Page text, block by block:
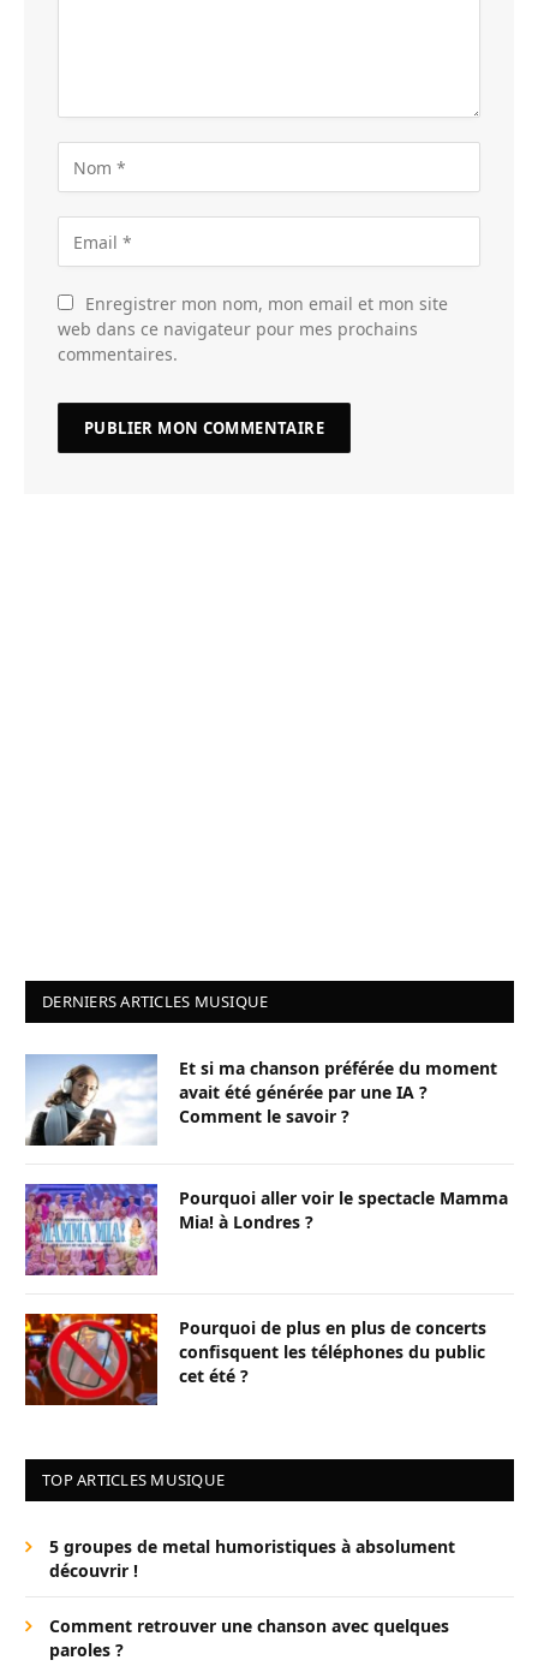
Enregistrer mon nom, mon email et mon site
web dans ce navigateur pour mes prochains
commentaires.
DERNIERS ARTICLES MUSIQUE
Et si ma chanson préférée du moment
avait été générée par une IA ?
Comment le savoir ?
Pourquoi aller voir le spectacle Mamma
Mia! à Londres ?
Pourquoi de plus en plus de concerts
confisquent les téléphones du public
cet été ?
TOP ARTICLES MUSIQUE
5 groupes de metal humoristiques à absolument
découvrir !
Comment retrouver une chanson avec quelques
paroles ?